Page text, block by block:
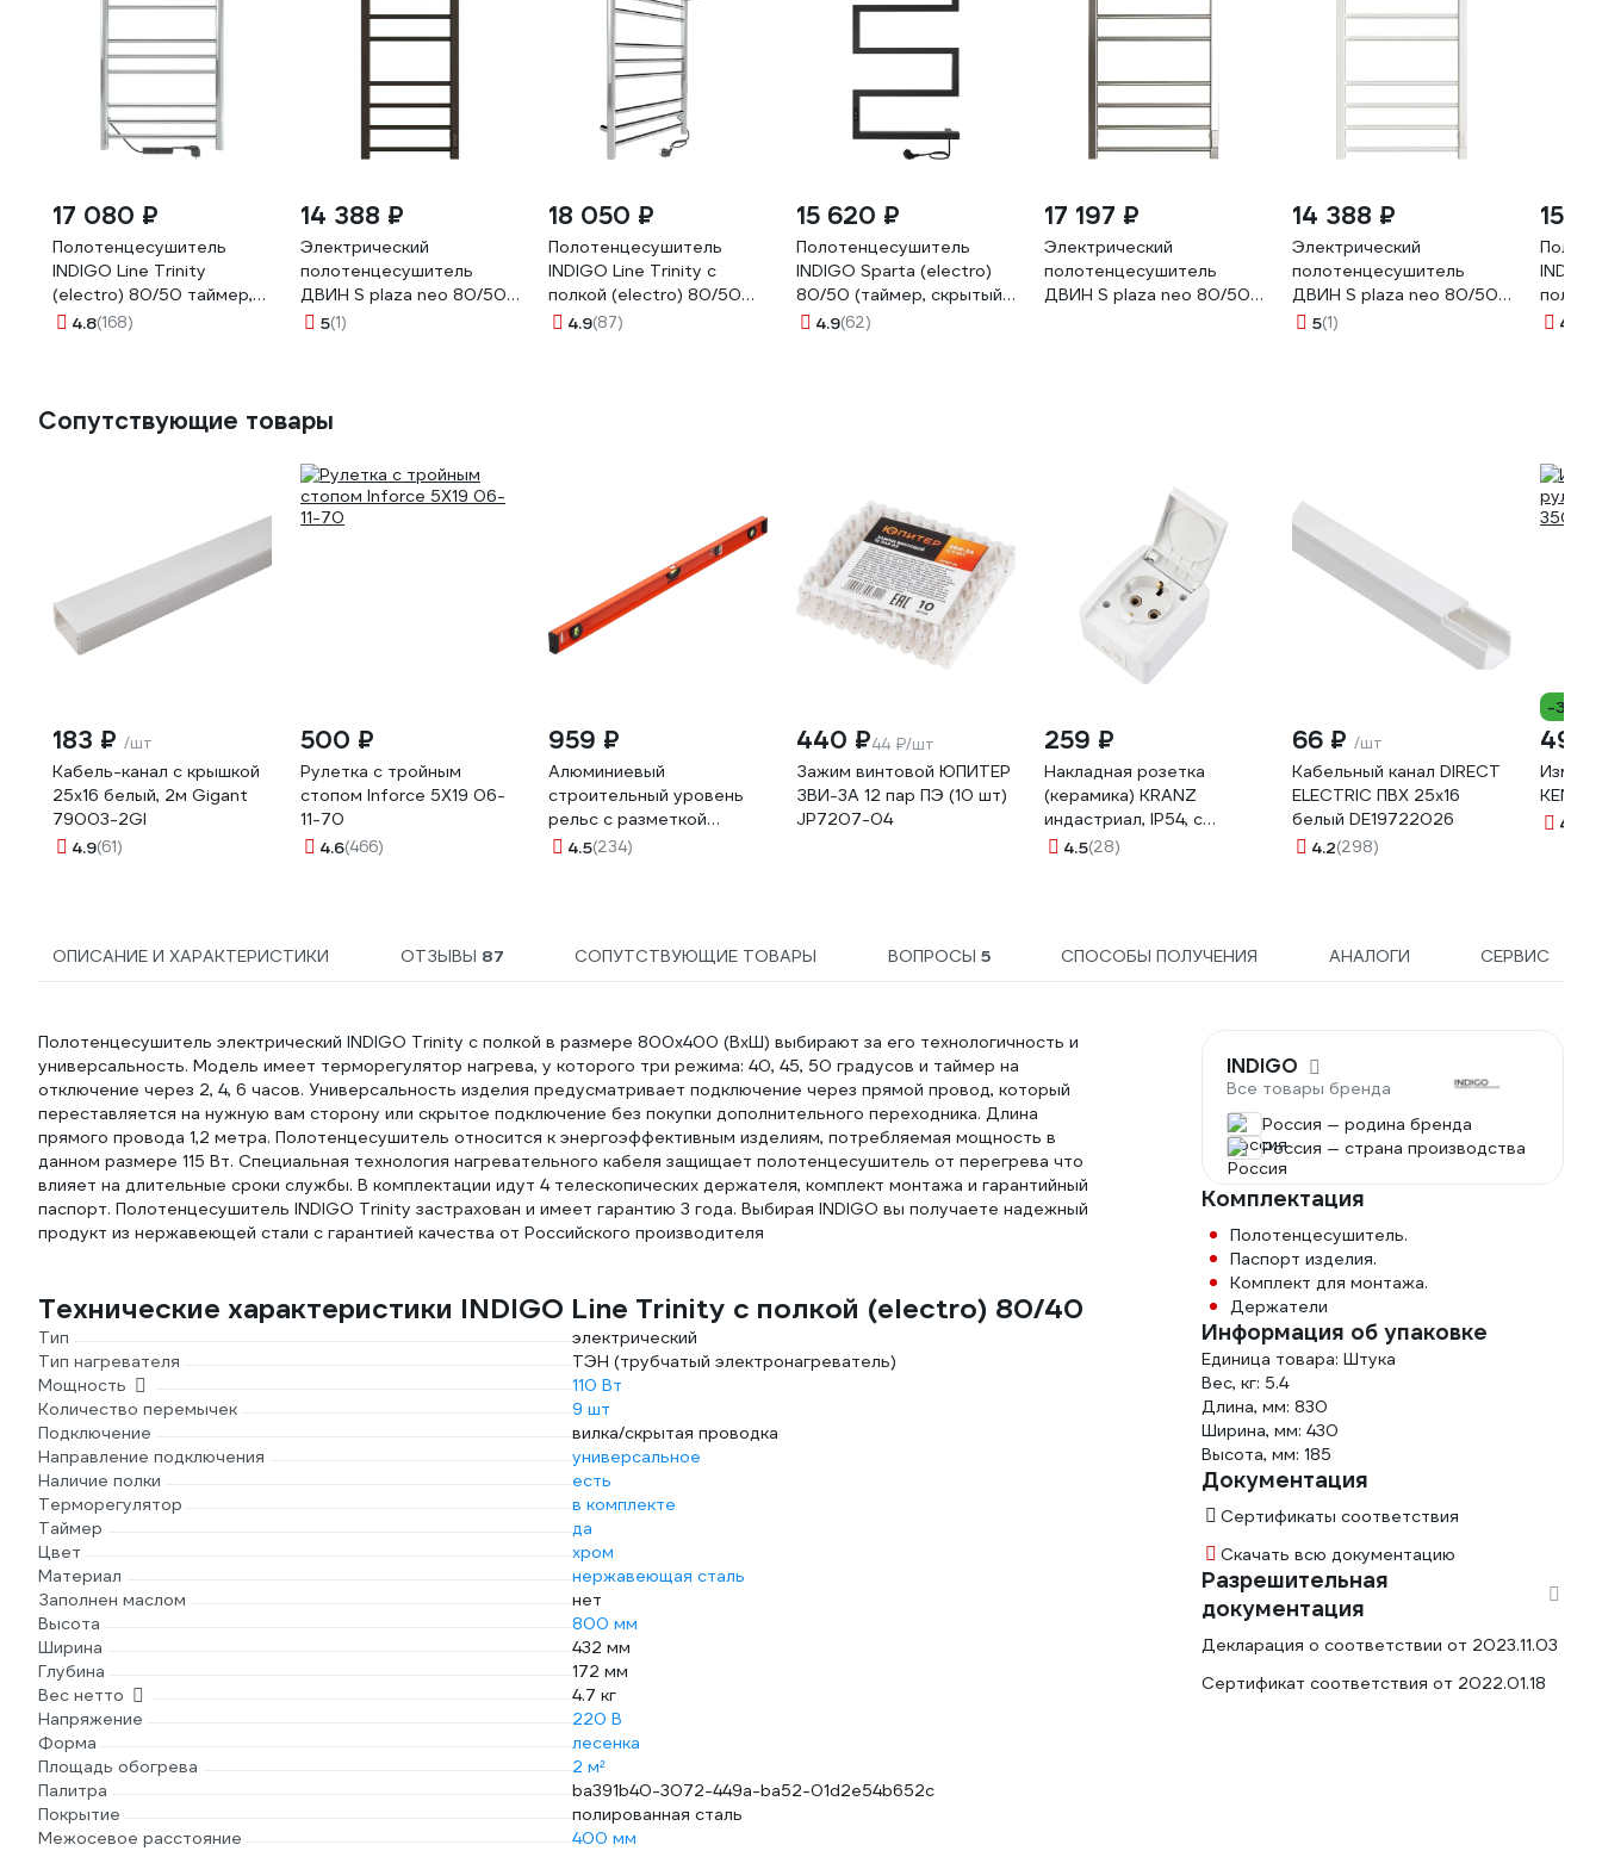
17 080 ₽
Полотенцесушитель
INDIGO Line Trinity
(electro) 80/50 таймер,
скрытый монтаж,
4.8(168)
14 388 ₽
Электрический
полотенцесушитель
ДВИН S plaza neo 80/50
К диммер, квадрат,
5(1)
18 050 ₽
Полотенцесушитель
INDIGO Line Trinity с
полкой (electro) 80/50
LСLTE80-50PRt
4.9(87)
15 620 ₽
Полотенцесушитель
INDIGO Sparta (electro)
80/50 (таймер, скрытый
провод справа, Черный
4.9(62)
17 197 ₽
Электрический
полотенцесушитель
ДВИН S plaza neo 80/50
14 388 ₽
Электрический
полотенцесушитель
ДВИН S plaza neo 80/50
К диммер, квадрат, белый
5(1)
15
полки
4.7
Сопутствующие товары
183 ₽ /шт
Кабель-канал с крышкой
25х16 белый, 2м Gigant
79003-2GI
4.9(61)
500 ₽
Рулетка с тройным
стопом Inforce 5Х19 06-
11-70
4.6(466)
959 ₽
Алюминиевый
строительный уровень
рельс с разметкой
1000мм Gigant SL1000
4.5(234)
440 ₽44 ₽/шт
Зажим винтовой ЮПИТЕР
ЗВИ-3А 12 пар ПЭ (10 шт)
JP7207-04
259 ₽
Накладная розетка
(керамика) KRANZ
индастриал, IP54, с
заземлением, о/у, белая
4.5(28)
66 ₽ /шт
Кабельный канал DIRECT
ELECTRIC ПВХ 25x16
белый DE19722026
4.2(298)
-3%
491
4.4
ОПИСАНИЕ И ХАРАКТЕРИСТИКИ ОТЗЫВЫ 87 СОПУТСТВУЮЩИЕ ТОВАРЫ ВОПРОСЫ 5 СПОСОБЫ ПОЛУЧЕНИЯ АНАЛОГИ СЕРВИС
Полотенцесушитель электрический INDIGO Trinity с полкой в размере 800х400 (ВхШ) выбирают за его технологичность и
универсальность. Модель имеет терморегулятор нагрева, у которого три режима: 40, 45, 50 градусов и таймер на
отключение через 2, 4, 6 часов. Универсальность изделия предусматривает подключение через прямой провод, который
переставляется на нужную вам сторону или скрытое подключение без покупки дополнительного переходника. Длина
прямого провода 1,2 метра. Полотенцесушитель относится к энергоэффективным изделиям, потребляемая мощность в
данном размере 115 Вт. Специальная технология нагревательного кабеля защищает полотенцесушитель от перегрева что
влияет на длительные сроки службы. В комплектации идут 4 телескопических держателя, комплект монтажа и гарантийный
паспорт. Полотенцесушитель INDIGO Trinity застрахован и имеет гарантию 3 года. Выбирая INDIGO вы получаете надежный
продукт из нержавеющей стали с гарантией качества от Российского производителя
Технические характеристики INDIGO Line Trinity с полкой (electro) 80/40
Тип
электрический
Тип нагревателя
ТЭН (трубчатый электронагреватель)
Мощность
110 Вт
Количество перемычек
9 шт
Подключение
вилка/скрытая проводка
Направление подключения
универсальное
Наличие полки
есть
Терморегулятор
в комплекте
Таймер
да
Цвет
хром
Материал
нержавеющая сталь
Заполнен маслом
нет
Высота
800 мм
Ширина
432 мм
Глубина
172 мм
Вес нетто
4.7 кг
Напряжение
220 В
Форма
лесенка
Площадь обогрева
2 м²
Палитра
ba391b40-3072-449a-ba52-01d2e54b652c
Покрытие
полированная сталь
Межосевое расстояние
400 мм
INDIGO
Все товары бренда
Россия — родина бренда
Россия — страна производства
Комплектация
Полотенцесушитель.
Паспорт изделия.
Комплект для монтажа.
Держатели
Информация об упаковке
Единица товара: Штука
Вес, кг: 5.4
Длина, мм: 830
Ширина, мм: 430
Высота, мм: 185
Документация
Сертификаты соответствия
Скачать всю документацию
Разрешительная
документация
Декларация о соответствии от 2023.11.03
Сертификат соответствия от 2022.01.18